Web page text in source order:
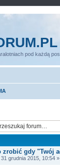
pod każdą
zrobić gdy "Twój
31 grudnia 2015, 10:54